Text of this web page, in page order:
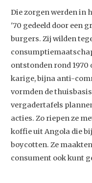
Die zorgen werden in
'70 gedeeld door een
burgers. Zij wilden
ontstonden rond 1970
karige, bijna anti-
vormden de
vergadertafels
acties. Zo riepen ze
koffie uit Angola die
boycotten. Ze
consument ook kunt